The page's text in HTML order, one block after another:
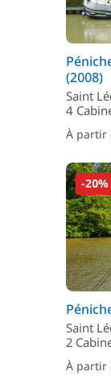
(2008)
Saint
4
À partir
-20%
Saint
2
À partir